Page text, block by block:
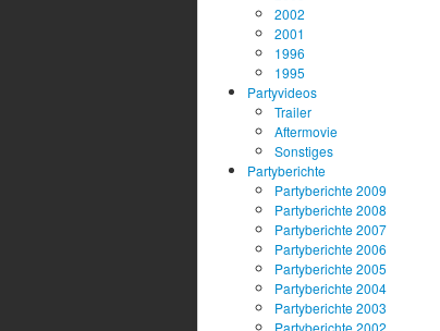
2002
2001
1996
1995
Partyvideos
Trailer
Aftermovie
Sonstiges
Partyberichte
Partyberichte 2009
Partyberichte 2008
Partyberichte 2007
Partyberichte 2006
Partyberichte 2005
Partyberichte 2004
Partyberichte 2003
Partyberichte 2002